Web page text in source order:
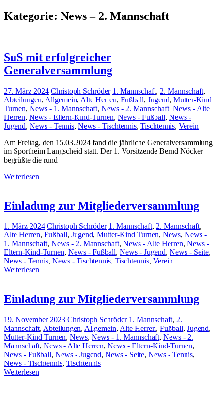
Kategorie: News – 2. Mannschaft
SuS mit erfolgreicher
Generalversammlung
27. März 2024 Christoph Schröder 1. Mannschaft, 2. Mannschaft,
Abteilungen, Allgemein, Alte Herren, Fußball, Jugend, Mutter-Kind
Turnen, News - 1. Mannschaft, News - 2. Mannschaft, News - Alte
Herren, News - Eltern-Kind-Turnen, News - Fußball, News -
Jugend, News - Tennis, News - Tischtennis, Tischtennis, Verein
Am Freitag, den 15.03.2024 fand die jährliche Generalversammlung
im Sportheim Langscheid statt. Der 1. Vorsitzende Bernd Nöcker
begrüßte die rund
Weiterlesen
Einladung zur Mitgliederversammlung
1. März 2024 Christoph Schröder 1. Mannschaft, 2. Mannschaft,
Alte Herren, Fußball, Jugend, Mutter-Kind Turnen, News, News -
1. Mannschaft, News - 2. Mannschaft, News - Alte Herren, News -
Eltern-Kind-Turnen, News - Fußball, News - Jugend, News - Seite,
News - Tennis, News - Tischtennis, Tischtennis, Verein
Weiterlesen
Einladung zur Mitgliederversammlung
19. November 2023 Christoph Schröder 1. Mannschaft, 2.
Mannschaft, Abteilungen, Allgemein, Alte Herren, Fußball, Jugend,
Mutter-Kind Turnen, News, News - 1. Mannschaft, News - 2.
Mannschaft, News - Alte Herren, News - Eltern-Kind-Turnen,
News - Fußball, News - Jugend, News - Seite, News - Tennis,
News - Tischtennis, Tischtennis
Weiterlesen